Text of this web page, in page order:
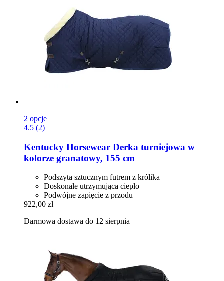
2 opcje
4.5 (2)
Kentucky Horsewear Derka turniejowa w
kolorze granatowy, 155 cm
Podszyta sztucznym futrem z królika
Doskonale utrzymująca ciepło
Podwójne zapięcie z przodu
922,00 zł
Darmowa dostawa do 12 sierpnia